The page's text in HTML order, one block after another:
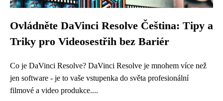
Ovládněte DaVinci Resolve Čeština: Tipy a
Triky pro Videosestřih bez Bariér
Co je DaVinci Resolve? DaVinci Resolve je mnohem více než
jen software - je to vaše vstupenka do světa profesionální
filmové a video produkce....